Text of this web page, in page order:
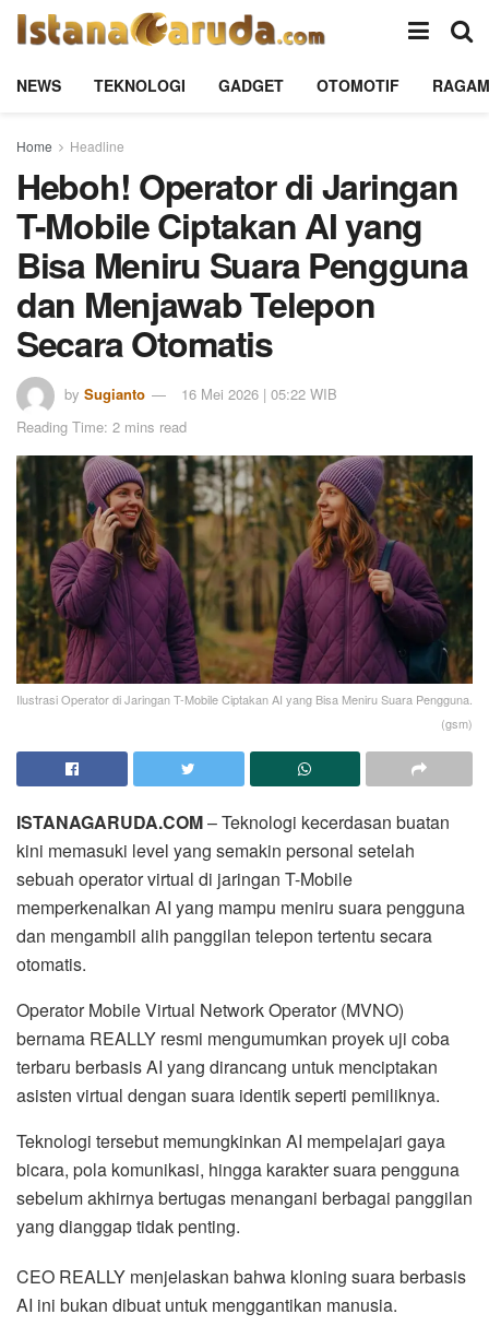
NEWS TEKNOLOGI GADGET OTOMOTIF RAGAM
Home Headline
Heboh! Operator di Jaringan
T-Mobile Ciptakan AI yang
Bisa Meniru Suara Pengguna
dan Menjawab Telepon
Secara Otomatis
by Sugianto
16 Mei 2026 | 05:22 WIB
Reading Time: 2 mins read
Ilustrasi Operator di Jaringan T-Mobile Ciptakan AI yang Bisa Meniru Suara Pengguna.
(gsm)
ISTANAGARUDA.COM– Teknologi kecerdasan buatan
kini memasuki level yang semakin personal setelah
sebuah operator virtual di jaringan T-Mobile
memperkenalkan AI yang mampu meniru suara pengguna
dan mengambil alih panggilan telepon tertentu secara
otomatis.
Operator Mobile Virtual Network Operator (MVNO)
bernama REALLY resmi mengumumkan proyek uji coba
terbaru berbasis AI yang dirancang untuk menciptakan
asisten virtual dengan suara identik seperti pemiliknya.
Teknologi tersebut memungkinkan AI mempelajari gaya
bicara, pola komunikasi, hingga karakter suara pengguna
sebelum akhirnya bertugas menangani berbagai panggilan
yang dianggap tidak penting.
CEO REALLY menjelaskan bahwa kloning suara berbasis
AI ini bukan dibuat untuk menggantikan manusia.